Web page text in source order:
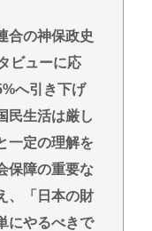
合の神保政史
ビューに応
へ引き下げ
民生活は厳し
一定の理解を
保障の重要な
、「日本の財
にやるべきで